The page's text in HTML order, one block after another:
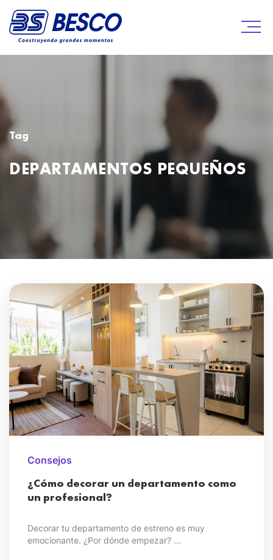
Tag
DEPARTAMENTOS PEQUEÑOS
Consejos
¿Cómo decorar un departamento como
un profesional?
Decorar tu departamento de estreno es muy
emocionante. ¿Por dónde empezar? ...